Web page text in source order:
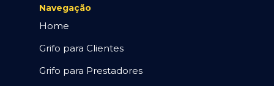
Navegação
Home
Grifo para Clientes
Grifo para Prestadores